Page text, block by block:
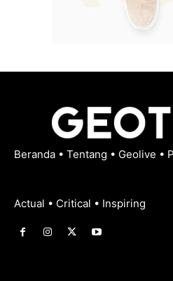
Beranda • Tentang • Geolive •
Actual • Critical • Inspiring